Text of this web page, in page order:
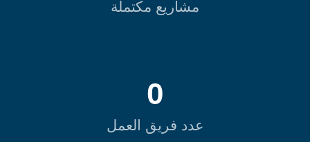
مشاريع مكتملة
0
عدد فريق العمل